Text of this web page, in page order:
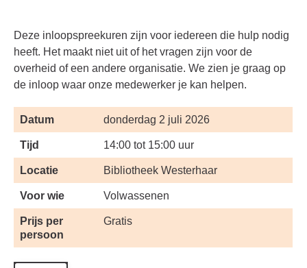
Deze inloopspreekuren zijn voor iedereen die hulp nodig
heeft. Het maakt niet uit of het vragen zijn voor de
overheid of een andere organisatie. We zien je graag op
de inloop waar onze medewerker je kan helpen.
Datum donderdag 2 juli 2026
Tijd 14:00 tot 15:00 uur
Locatie Bibliotheek Westerhaar
Voor wie Volwassenen
Prijs per
persoon
Gratis